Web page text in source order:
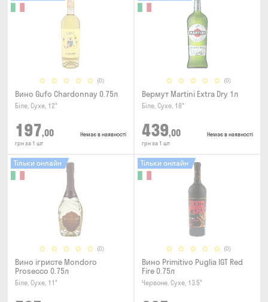
(0)
Вино Gufo Chardonnay 0.75л
Біле, Сухе, 12°
197,00
грн за 1 шт
Немає в наявності
(0)
Вермут Martini Extra Dry 1л
Біле, Сухе, 18°
439,00
грн за 1 шт
Немає в наявності
(0)
Тільки онлайн
Вино ігристе Mondoro
Prosecco 0.75л
Біле, Сухе, 11°
(0)
Тільки онлайн
Вино Primitivo Puglia IGT Red
Fire 0.75л
Червоне, Сухе, 13.5°